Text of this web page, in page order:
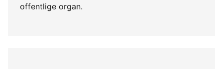
offentlige organ.